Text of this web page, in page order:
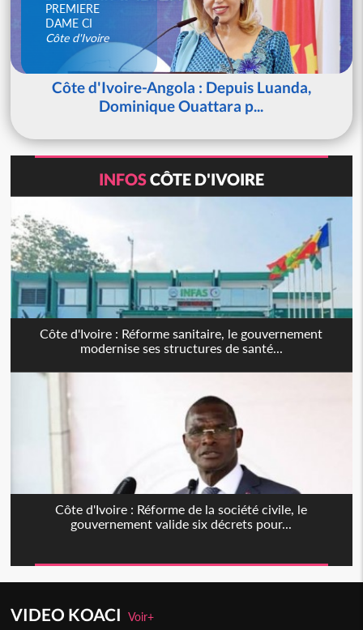
PREMIERE
DAME CI
Côte d'Ivoire
Côte d'Ivoire-Angola : Depuis Luanda,
Dominique Ouattara p...
INFOSCÔTE D'IVOIRE
Côte d'Ivoire : Réforme sanitaire, le gouvernement
modernise ses structures de santé...
Côte d'Ivoire : Réforme de la société civile, le
gouvernement valide six décrets pour...
VIDEO KOACIVoir+